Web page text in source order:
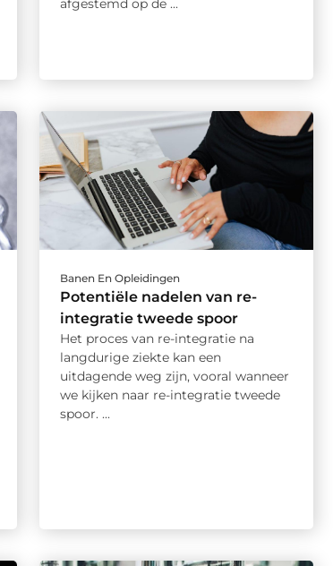
afgestemd op de ...
Banen En Opleidingen
Potentiële nadelen van re-
integratie tweede spoor
Het proces van re-integratie na
langdurige ziekte kan een
uitdagende weg zijn, vooral wanneer
we kijken naar re-integratie tweede
spoor. ...